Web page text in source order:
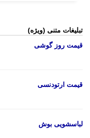
تبلیغات متنی (ویژه)
قیمت روز گوشی
قیمت ارتودنسی
لباسشویی بوش